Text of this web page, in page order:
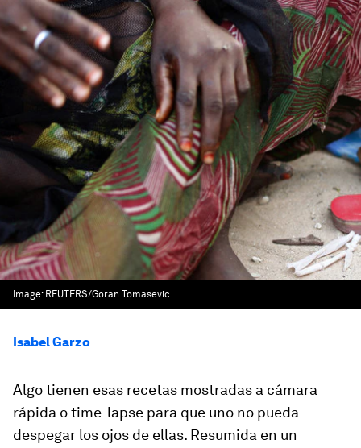
Image: REUTERS/Goran Tomasevic
Isabel Garzo
Algo tienen esas recetas mostradas a cámara
rápida otime-lapse para que uno no pueda
despegar los ojos de ellas. Resumida en un